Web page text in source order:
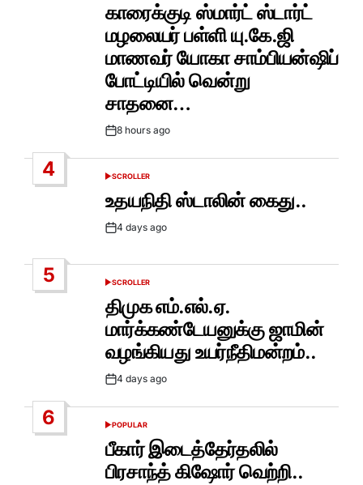
காரைக்குடி ஸ்மார்ட் ஸ்டார்ட்
மழலையர் பள்ளி யு.கே.ஜி
மாணவர் யோகா சாம்பியன்ஷிப்
போட்டியில் வென்று
சாதனை…
Post8 hours ago
4
POSTED
SCROLLER
உதயநிதி ஸ்டாலின் கைது..
Post4 days ago
5
POSTED
SCROLLER
திமுக எம்.எல்.ஏ.
மார்க்கண்டேயனுக்கு ஜாமின்
வழங்கியது உயர்நீதிமன்றம்..
Post4 days ago
6
POSTED
IN
POPULAR
பீகார் இடைத்தேர்தலில்
பிரசாந்த் கிஷோர் வெற்றி..